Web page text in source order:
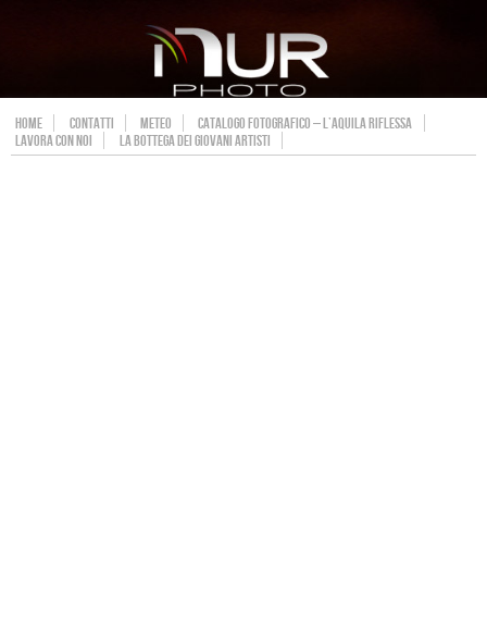
HOME CONTATTI METEO
CATALOGO FOTOGRAFICO – L’AQUILA RIFLESSA
LAVORA CON NOI
LA BOTTEGA DEI GIOVANI ARTISTI